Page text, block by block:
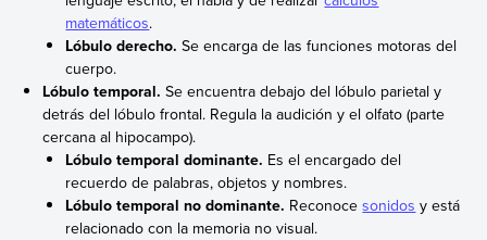
matemáticos.
Lóbulo derecho. Se encarga de las funciones motoras del
cuerpo.
Lóbulo temporal. Se encuentra debajo del lóbulo parietal y
detrás del lóbulo frontal. Regula la audición y el olfato (parte
cercana al hipocampo).
Lóbulo temporal dominante. Es el encargado del
recuerdo de palabras, objetos y nombres.
Lóbulo temporal no dominante. Reconocesonidos y está
relacionado con la memoria no visual.